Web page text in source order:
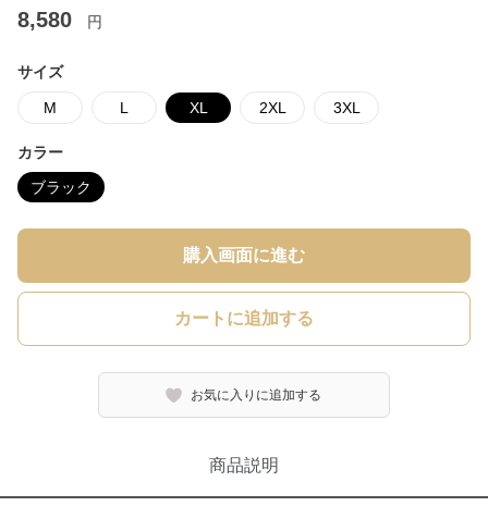
8,580 円
サイズ
M L XL 2XL 3XL
カラー
ブラック
購入画面に進む
カートに追加する
お気に入りに追加する
商品説明